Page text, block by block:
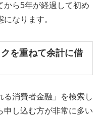
から5年が経過して初め
なります。
を重ねて余計に借
る消費者金融」を検索し
申し込む方が非常に多い